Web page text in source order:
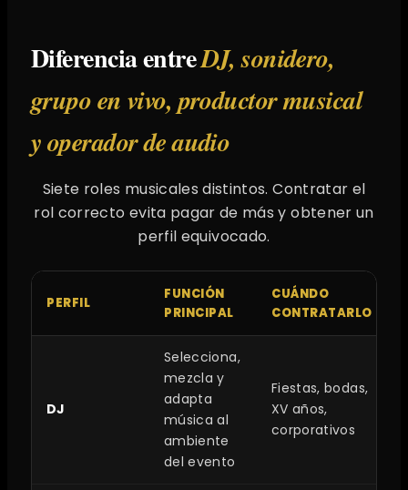
Diferencia entreDJ, sonidero,
grupo en vivo, productor musical
y operador de audio
Siete roles musicales distintos. Contratar el
rol correcto evita pagar de más y obtener un
perfil equivocado.
PERFIL
FUNCIÓN
PRINCIPAL
CUÁNDO
CONTRATARLO
DJ
Selecciona,
mezcla y
adapta
música al
ambiente
del evento
Fiestas, bodas,
XV años,
corporativos